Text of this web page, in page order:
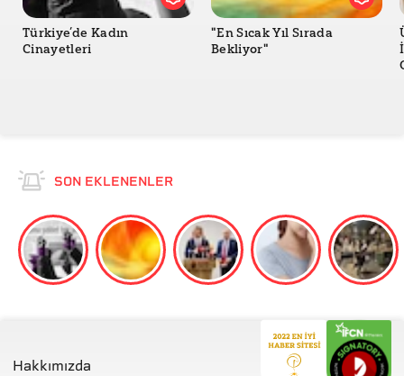
Türkiye’de Kadın
Cinayetleri
"En Sıcak Yıl Sırada
Bekliyor"
SON EKLENENLER
Hakkımızda